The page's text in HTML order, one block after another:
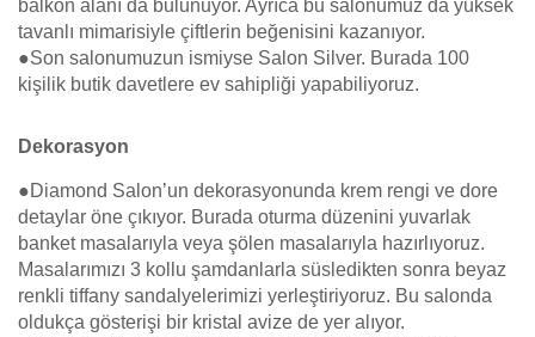
balkon alanı da bulunuyor. Ayrıca bu salonumuz da yüksek
tavanlı mimarisiyle çiftlerin beğenisini kazanıyor.
●Son salonumuzun ismiyse Salon Silver. Burada 100
kişilik butik davetlere ev sahipliği yapabiliyoruz.
Dekorasyon
●Diamond Salon’un dekorasyonunda krem rengi ve dore
detaylar öne çıkıyor. Burada oturma düzenini yuvarlak
banket masalarıyla veya şölen masalarıyla hazırlıyoruz.
Masalarımızı 3 kollu şamdanlarla süsledikten sonra beyaz
renkli tiffany sandalyelerimizi yerleştiriyoruz. Bu salonda
oldukça gösterişi bir kristal avize de yer alıyor.